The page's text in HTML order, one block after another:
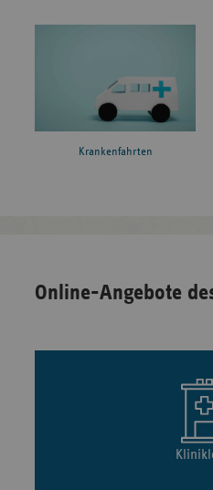
Krankenfahrten
Online-Angebote